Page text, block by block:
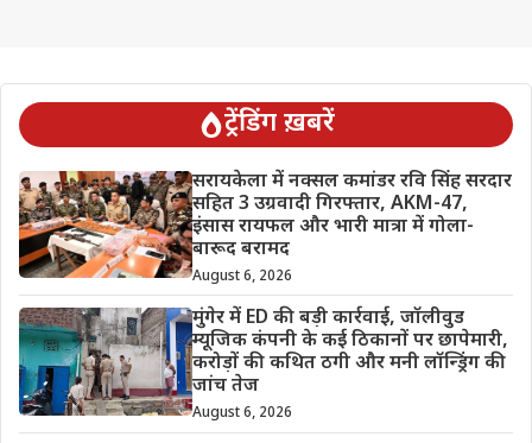
ट्रेंडिंग ख़बरें
सरायकेला में नक्सल कमांडर रवि सिंह सरदार
सहित 3 उग्रवादी गिरफ्तार, AKM-47,
इंसास रायफल और भारी मात्रा में गोला-
बारूद बरामद
August 6, 2026
मुंगेर में ED की बड़ी कार्रवाई, जॉलीवुड
म्यूजिक कंपनी के कई ठिकानों पर छापेमारी,
करोड़ों की कथित ठगी और मनी लॉन्ड्रिंग की
जांच तेज
August 6, 2026